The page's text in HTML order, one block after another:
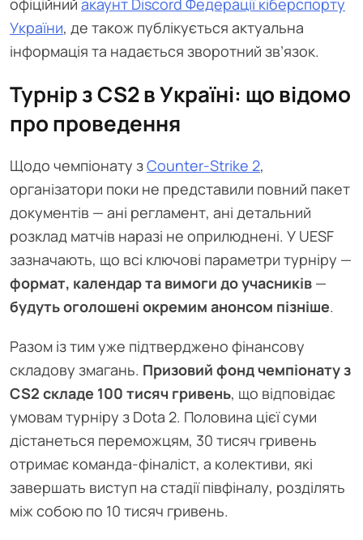
офіційний акаунт Discord Федерації кіберспорту
України, де також публікується актуальна
інформація та надається зворотний зв’язок.
Турнір з CS2 в Україні: що відомо
про проведення
Щодо чемпіонату зCounter-Strike 2,
організатори поки не представили повний пакет
документів — ані регламент, ані детальний
розклад матчів наразі не оприлюднені. У UESF
зазначають, що всі ключові параметри турніру —
формат, календар та вимоги до учасників —
будуть оголошені окремим анонсом пізніше.
Разом із тим уже підтверджено фінансову
складову змагань. Призовий фонд чемпіонату з
CS2 складе 100 тисяч гривень, що відповідає
умовам турніру з Dota 2. Половина цієї суми
дістанеться переможцям, 30 тисяч гривень
отримає команда-фіналіст, а колективи, які
завершать виступ на стадії півфіналу, розділять
між собою по 10 тисяч гривень.